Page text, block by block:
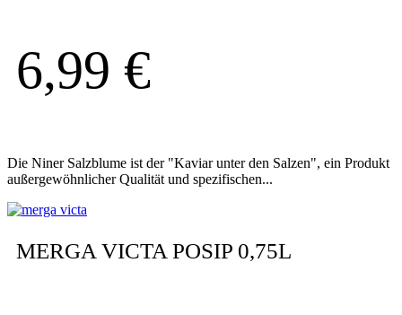
6,99 €
Die Niner Salzblume ist der "Kaviar unter den Salzen", ein Produkt
außergewöhnlicher Qualität und spezifischen...
MERGA VICTA POSIP 0,75L